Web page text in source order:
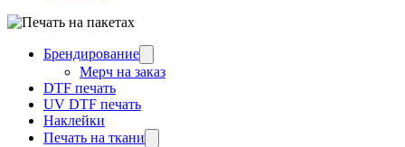
Брендирование
Мерч на заказ
DTF печать
UV DTF печать
Наклейки
Печать на ткани